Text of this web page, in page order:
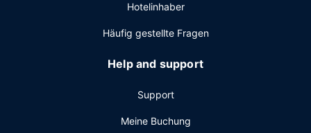
Hotelinhaber
Häufig gestellte Fragen
Help and support
Support
Meine Buchung